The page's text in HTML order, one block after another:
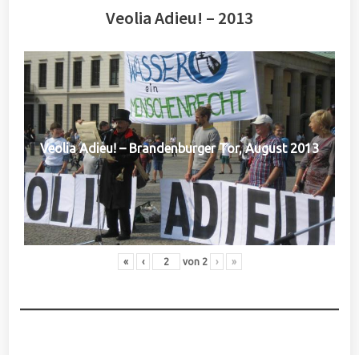
Veolia Adieu! – 2013
Veolia Adieu! – Brandenburger Tor, August 2013
« ‹ von 2 › »